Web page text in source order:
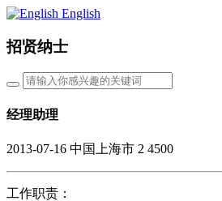
English
招贤纳士
经理助理
2013-07-16 中国上海市 2 4500
工作职责：